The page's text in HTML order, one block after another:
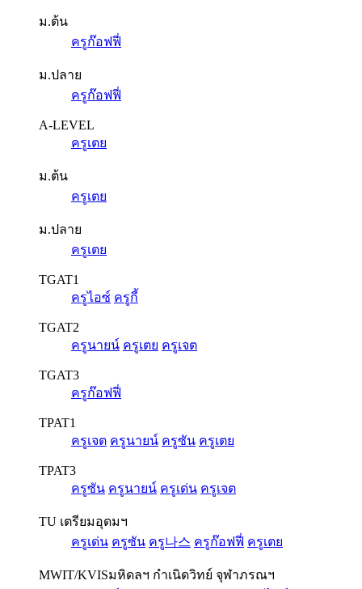
ม.ต้น
ครูก๊อฟฟี่
ม.ปลาย
ครูก๊อฟฟี่
A-LEVEL
ครูเตย
ม.ต้น
ครูเตย
ม.ปลาย
ครูเตย
TGAT1
ครูไอซ์ ครูกี้
TGAT2
ครูนายน์ ครูเตย ครูเจต
TGAT3
ครูก๊อฟฟี่
TPAT1
ครูเจต ครูนายน์ ครูซัน ครูเตย
TPAT3
ครูซัน ครูนายน์ ครูเด่น ครูเจต
TU เตรียมอุดมฯ
ครูเด่น ครูซัน ครู나스 ครูก๊อฟฟี่ ครูเตย
MWIT/KVISมหิดลฯ กำเนิดวิทย์ จุฬาภรณฯ